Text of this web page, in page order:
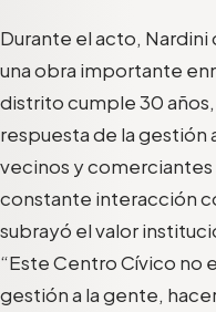
Durante el acto,
una obra importante
distrito cumple 30
respuesta de la gestión
vecinos y comerciantes
constante interacción
subrayó el valor
“Este Centro Cívico no
gestión a la gente,